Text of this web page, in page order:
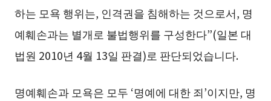
하는 모욕 행위는, 인격권을 침해하는 것으로서, 명
예훼손과는 별개로 불법행위를 구성한다”(일본 대
법원 2010년 4월 13일 판결)로 판단되었습니다.
명예훼손과 모욕은 모두 ‘명예에 대한 죄’이지만, 명